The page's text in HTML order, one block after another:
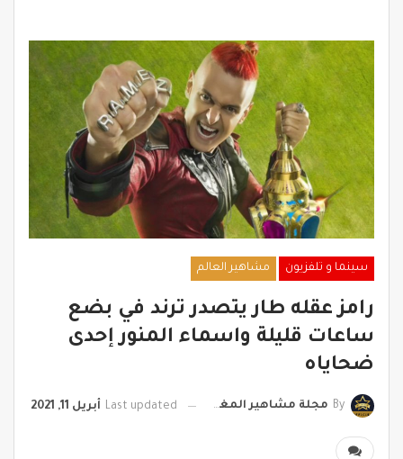
سينما و تلفزيون مشاهير العالم
رامز عقله طار يتصدر ترند في بضع
ساعات قليلة واسماء المنور إحدى
ضحاياه
By مجلة مشاهير المغرب Last updated أبريل 11, 2021